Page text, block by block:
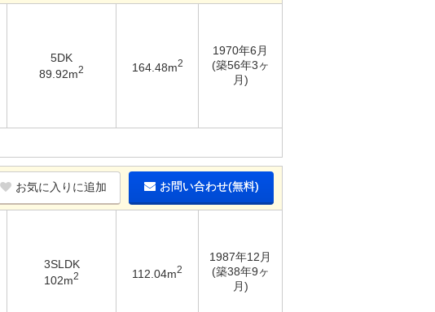
5DK
89.92m2 164.48m2
1970年6月
(築56年3ヶ
月)
お気に入りに追加 お問い合わせ(無料)
3SLDK
102m2 112.04m2
1987年12月
(築38年9ヶ
月)